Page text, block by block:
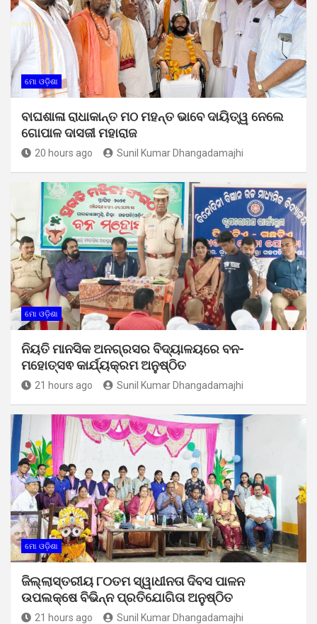
ମୋ ଓଡ଼ିଶା
ବାଘଶାଳା ରାଧାକାନ୍ତ ମଠ ମହନ୍ତ ଭାବେ ଦାୟିତ୍ୱ ନେଲେ
ଗୋପାଳ ଦାସଜୀ ମହାରାଜ
20 hours ago Sunil Kumar Dhangadamajhi
ମୋ ଓଡ଼ିଶା
ନିୟତି ମାନସିକ ଅନଗ୍ରସର ବିଦ୍ୟାଳୟରେ ବନ-
ମହୋତ୍ସଵ କାର୍ଯ୍ୟକ୍ରମ ଅନୁଷ୍ଠିତ
21 hours ago Sunil Kumar Dhangadamajhi
ମୋ ଓଡ଼ିଶା
ଜିଲ୍ଲାସ୍ତରୀୟ ୮୦ତମ ସ୍ୱାଧୀନତା ଦିବସ ପାଳନ
ଉପଲକ୍ଷେ ବିଭିନ୍ନ ପ୍ରତିଯୋଗିତା ଅନୁଷ୍ଠିତ
21 hours ago Sunil Kumar Dhangadamajhi